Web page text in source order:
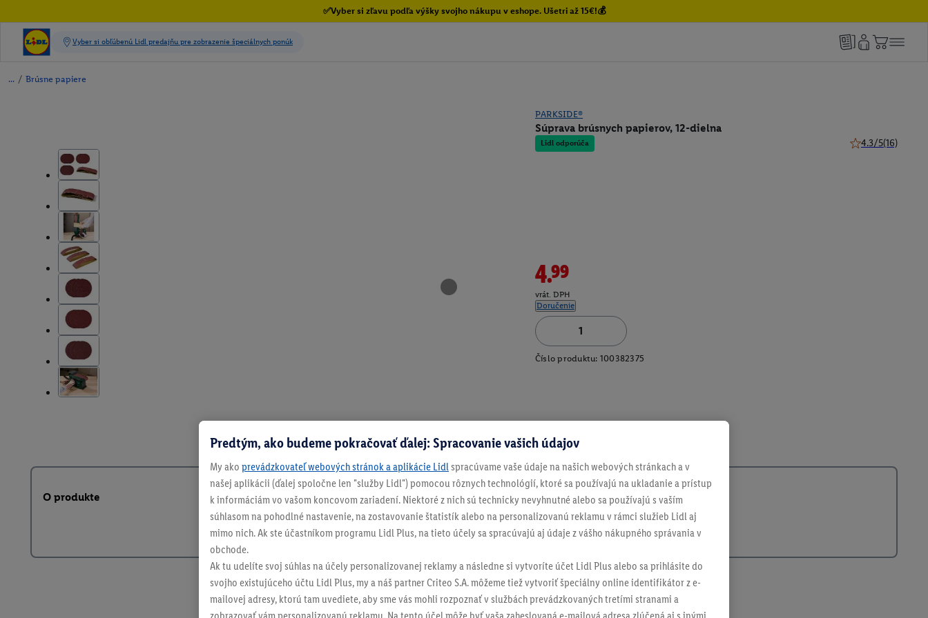
✅Vyber si zľavu podľa výšky svojho nákupu v eshope. Ušetri až 15€!💰
/ Brúsne papiere
PARKSIDE®
Súprava brúsnych papierov, 12-dielna
Lidl odporúča 4.3/5(16)
4.99
vrát. DPH
Doručenie
Číslo produktu: 100382375
O produkte
Predtým, ako budeme pokračovať ďalej: Spracovanie vašich údajov
My ako prevádzkovateľ webových stránok a aplikácie Lidl spracúvame vaše údaje na našich webových stránkach a v
našej aplikácii (ďalej spoločne len "služby Lidl") pomocou rôznych technológií, ktoré sa používajú na ukladanie a prístup
k informáciám vo vašom koncovom zariadení. Niektoré z nich sú technicky nevyhnutné alebo sa používajú s vaším
súhlasom na pohodlné nastavenie, na zostavovanie štatistík alebo na personalizovanú reklamu v rámci služieb Lidl aj
mimo nich. Ak ste účastníkom programu Lidl Plus, na tieto účely sa spracúvajú aj údaje z vášho nákupného správania v
obchode.
Ak tu udelíte svoj súhlas na účely personalizovanej reklamy a následne si vytvoríte účet Lidl Plus alebo sa prihlásite do
svojho existujúceho účtu Lidl Plus, my a náš partner Criteo S.A. môžeme tiež vytvoriť špeciálny online identifikátor z e-
mailovej adresy, ktorú tam uvediete, aby sme vás mohli rozpoznať v službách prevádzkovaných tretími stranami a